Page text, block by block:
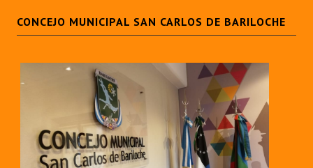
Audiencias Públicas - Registro
Mujeres que Dejaron Huellas - Registro
Periodistas Decanos - Registro
Ciudadano Ilustre - Registro
Banca del Vecino - Registro
CONCEJO MUNICIPAL SAN CARLOS DE BARILOCHE